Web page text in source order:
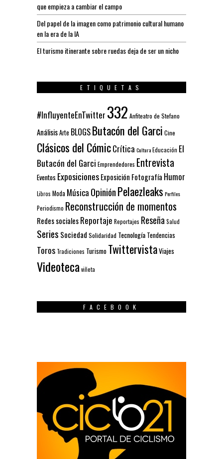
que empieza a cambiar el campo
Del papel de la imagen como patrimonio cultural humano
en la era de la IA
El turismo itinerante sobre ruedas deja de ser un nicho
ETIQUETAS
#InfluyenteEnTwitter 332 Anfiteatro de Stefano
AnálisisArte BLOGSButacón del Garci Cine
Clásicos del CómicCrítica CulturaEducación El
Butacón del Garci Emprendedores Entrevista
Eventos ExposicionesExposición Fotografía Humor
Libros Moda Música OpiniónPelaezleaks Perfiles
Periodismo Reconstrucción de momentos
Redes socialesReportaje Reportajes ReseñaSalud
Series Sociedad Solidaridad Tecnología Tendencias
Toros Tradiciones Turismo TwittervistaViajes
Videotecaviñeta
FACEBOOK